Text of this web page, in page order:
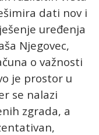
dati nov i
uređenja
Njegovec,
o važnosti
je prostor u
se nalazi
zgrada, a